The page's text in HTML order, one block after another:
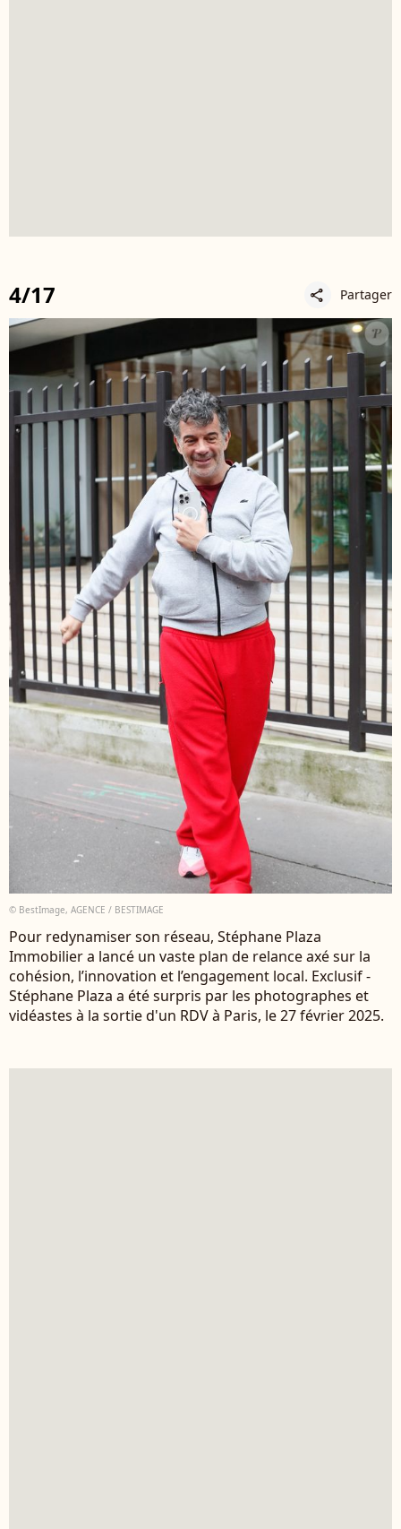
4/17 share Partager
© BestImage, AGENCE / BESTIMAGE
Pour redynamiser son réseau, Stéphane Plaza
Immobilier a lancé un vaste plan de relance axé sur la
cohésion, l’innovation et l’engagement local. Exclusif -
Stéphane Plaza a été surpris par les photographes et
vidéastes à la sortie d'un RDV à Paris, le 27 février 2025.